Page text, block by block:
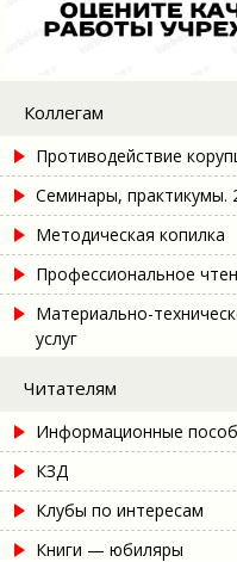
Коллегам
Противодействие
Семинары, практикумы.
Методическая копилка
Профессиональное
Материально-
услуг
Читателям
Информационные
КЗД
Клубы по интересам
Книги — юбиляры